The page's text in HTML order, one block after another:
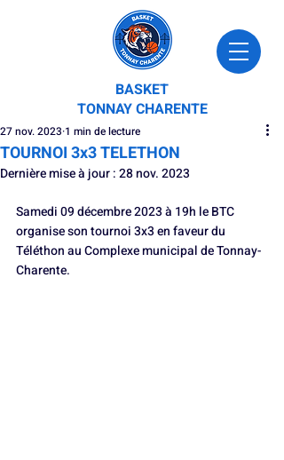
BASKET
TONNAY CHARENTE
TOURNOI 3x3 TELETHON
27 nov. 2023 1 min de lecture
Dernière mise à jour :28 nov. 2023
Samedi 09 décembre 2023 à 19h le BTC
organise son tournoi 3x3 en faveur du
Téléthon au Complexe municipal de Tonnay-
Charente.